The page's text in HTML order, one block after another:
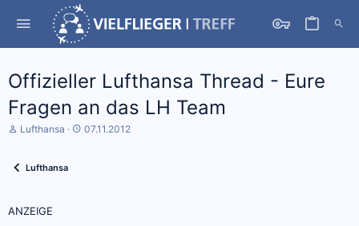
Offizieller Lufthansa Thread - Eure
Fragen an das LH Team
S
r
*
Lufthansa
D
07.11.2012
Lufthansa
ANZEIGE